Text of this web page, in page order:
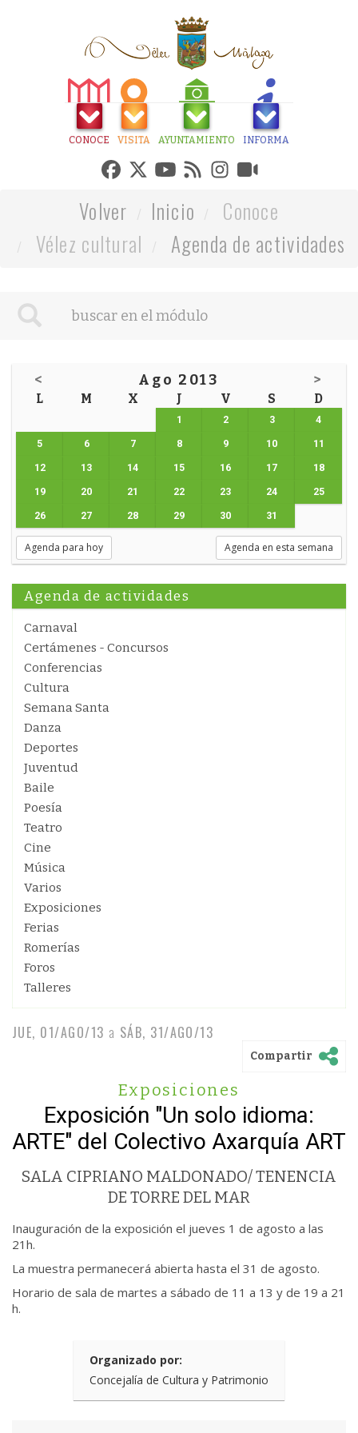
CONOCE VISITA AYUNTAMIENTO INFORMA
Volver Inicio
Conoce
Vélez cultural
Agenda de actividades
< Ago 2013 >
L M X J V S D
1 2 3 4
5 6 7 8 9 10 11
12 13 14 15 16 17 18
19 20 21 22 23 24 25
26 27 28 29 30 31
Agenda para hoy Agenda en esta semana
Agenda de actividades
Carnaval
Certámenes - Concursos
Conferencias
Cultura
Semana Santa
Danza
Deportes
Juventud
Baile
Poesía
Teatro
Cine
Música
Varios
Exposiciones
Ferias
Romerías
Foros
Talleres
JUE, 01/AGO/13 a SÁB, 31/AGO/13
Compartir
Exposiciones
Exposición "Un solo idioma:
ARTE" del Colectivo Axarquía ART
SALA CIPRIANO MALDONADO/ TENENCIA
DE TORRE DEL MAR
Inauguración de la exposición el jueves 1 de agosto a las
21h.
La muestra permanecerá abierta hasta el 31 de agosto.
Horario de sala de martes a sábado de 11 a 13 y de 19 a 21
h.
Organizado por:
Concejalía de Cultura y Patrimonio